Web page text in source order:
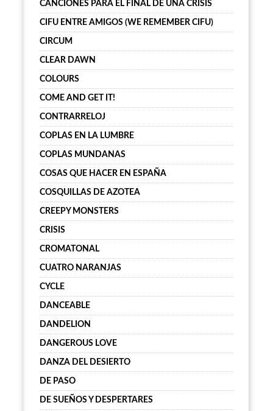
CANCIONES PARA EL FINAL DE UNA CRISIS
CIFU ENTRE AMIGOS (WE REMEMBER CIFU)
CIRCUM
CLEAR DAWN
COLOURS
COME AND GET IT!
CONTRARRELOJ
COPLAS EN LA LUMBRE
COPLAS MUNDANAS
COSAS QUE HACER EN ESPAÑA
COSQUILLAS DE AZOTEA
CREEPY MONSTERS
CRISIS
CROMATONAL
CUATRO NARANJAS
CYCLE
DANCEABLE
DANDELION
DANGEROUS LOVE
DANZA DEL DESIERTO
DE PASO
DE SUEÑOS Y DESPERTARES